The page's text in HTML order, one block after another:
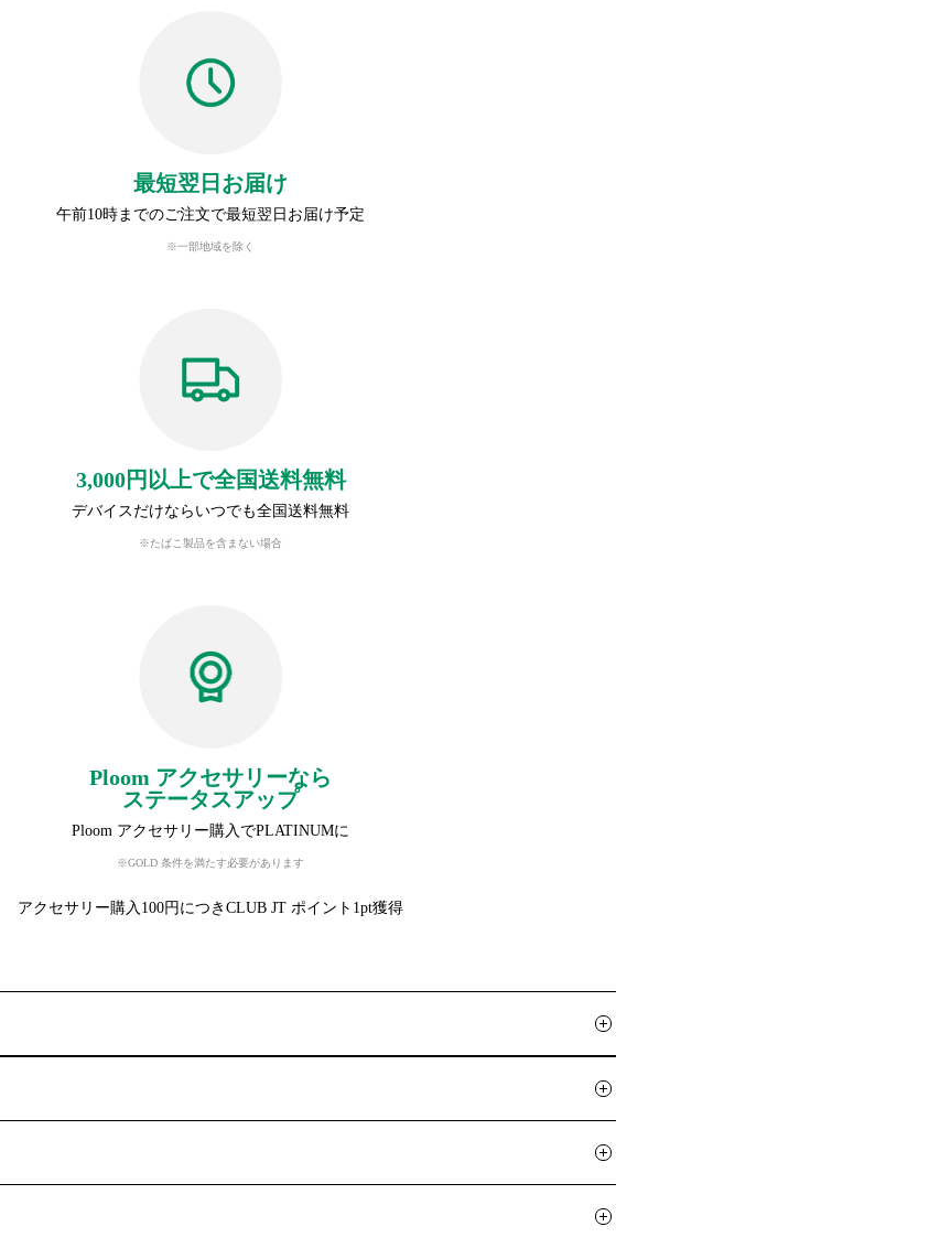
最短翌日お届け
午前10時までのご注文で最短翌日お届け予定
※一部地域を除く
3,000円以上で全国送料無料
デバイスだけならいつでも全国送料無料
※たばこ製品を含まない場合
Ploom アクセサリーなら
ステータスアップ
Ploom アクセサリー購入でPLATINUMに
※GOLD 条件を満たす必要があります
アクセサリー購入100円につきCLUB JT ポイント1pt獲得